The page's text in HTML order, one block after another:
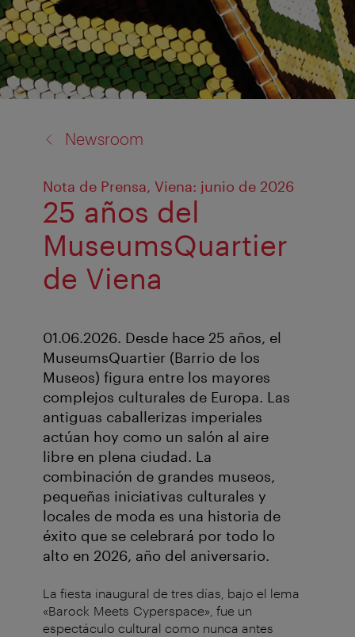
Newsroom
Nota de Prensa, Viena: junio de 2026
25 años del
MuseumsQuartier
de Viena
01.06.2026. Desde hace 25 años, el
MuseumsQuartier (Barrio de los
Museos) figura entre los mayores
complejos culturales de Europa. Las
antiguas caballerizas imperiales
actúan hoy como un salón al aire
libre en plena ciudad. La
combinación de grandes museos,
pequeñas iniciativas culturales y
locales de moda es una historia de
éxito que se celebrará por todo lo
alto en 2026, año del aniversario.
La fiesta inaugural de tres días, bajo el lema
«Barock Meets Cyperspace», fue un
espectáculo cultural como nunca antes